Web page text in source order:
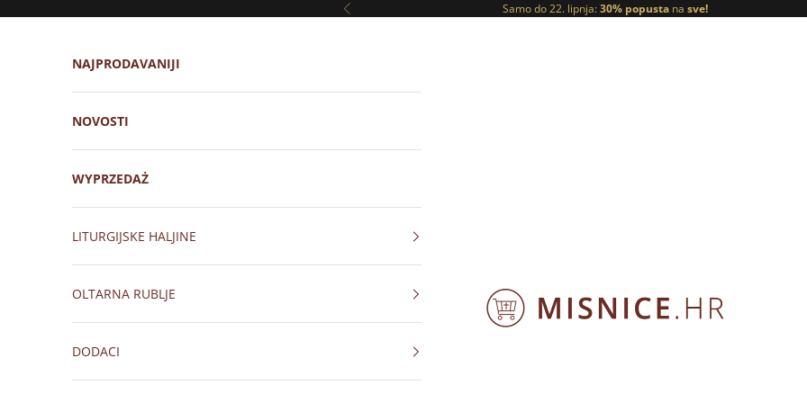
Prethodni Samo do 22. lipnja:30% popusta na sve!
ORNATY.PL
NAJPRODAVANIJI
NOVOSTI
WYPRZEDAŻ
LITURGIJSKE HALJINE
OLTARNA RUBLJE
DODACI